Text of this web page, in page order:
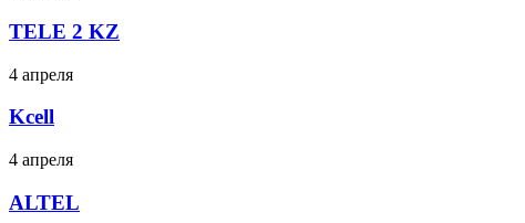
TELE 2 KZ
4 апреля
Kcell
4 апреля
ALTEL